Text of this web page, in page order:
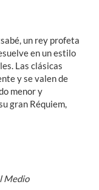
un rey profeta
en un estilo
Las clásicas
y se valen de
menor y
gran Réquiem,
Medio